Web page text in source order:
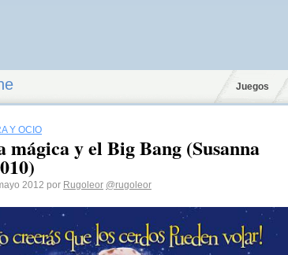
Juegos
Y OCIO
mágica y el Big Bang (Susanna
2012 por Rugoleor @rugoleor